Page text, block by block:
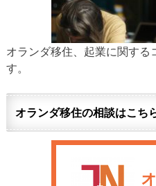
オランダ移住、起業に関す
す。
オランダ移住の相談はこち